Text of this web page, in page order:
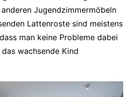
Jugendzimmermöbeln
Lattenroste sind meistens
man keine Probleme dabei
wachsende Kind